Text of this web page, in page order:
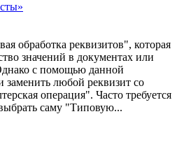
обработка реквизитов", которая
значений в документах или
с помощью данной
заменить любой реквизит со
операция". Часто требуется
саму "Типовую...